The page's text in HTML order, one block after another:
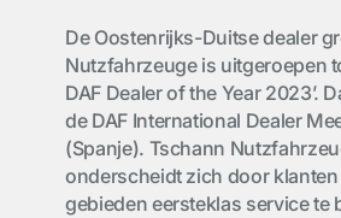
De Oostenrijks-Duitse dealer
Nutzfahrzeuge is uitgeroepen
DAF Dealer of the Year 2023’.
de DAF International Dealer
(Spanje). Tschann
onderscheidt zich door klanten
gebieden eersteklas service te